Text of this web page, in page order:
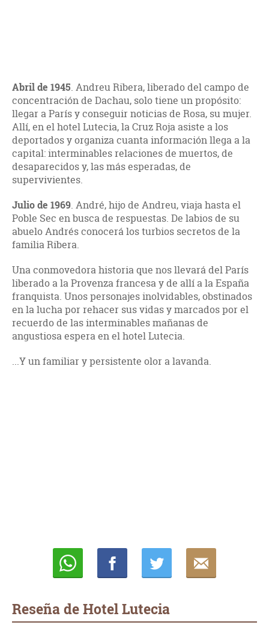
Abril de 1945. Andreu Ribera, liberado del campo de
concentración de Dachau, solo tiene un propósito:
llegar a París y conseguir noticias de Rosa, su mujer.
Allí, en el hotel Lutecia, la Cruz Roja asiste a los
deportados y organiza cuanta información llega a la
capital: interminables relaciones de muertos, de
desaparecidos y, las más esperadas, de
supervivientes.
Julio de 1969. André, hijo de Andreu, viaja hasta el
Poble Sec en busca de respuestas. De labios de su
abuelo Andrés conocerá los turbios secretos de la
familia Ribera.
Una conmovedora historia que nos llevará del París
liberado a la Provenza francesa y de allí a la España
franquista. Unos personajes inolvidables, obstinados
en la lucha por rehacer sus vidas y marcados por el
recuerdo de las interminables mañanas de
angustiosa espera en el hotel Lutecia.
...Y un familiar y persistente olor a lavanda.
Reseña de Hotel Lutecia